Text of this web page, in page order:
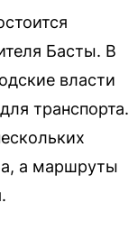
Басты. В
власти
транспорта.
а маршруты